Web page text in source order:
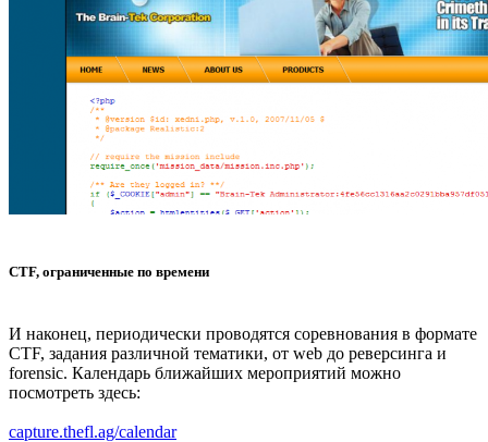
CTF, ограниченные по времени
И наконец, периодически проводятся соревнования в формате
CTF, задания различной тематики, от web до реверсинга и
forensic. Календарь ближайших мероприятий можно
посмотреть здесь:
capture.thefl.ag/calendar